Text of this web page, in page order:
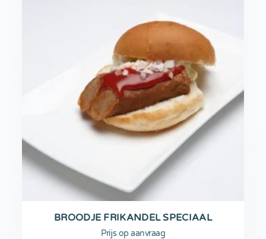
BROODJE FRIKANDEL SPECIAAL
Prijs op aanvraag